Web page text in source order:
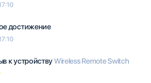
достижение
к устройствуWireless Remote Switch